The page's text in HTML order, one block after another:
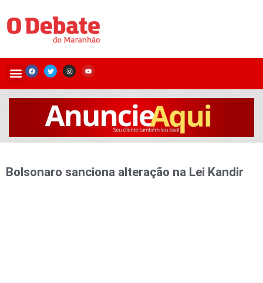
Bolsonaro sanciona alteração na Lei Kandir